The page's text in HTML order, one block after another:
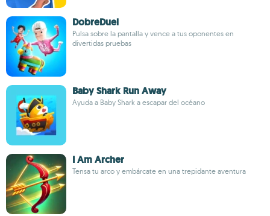
DobreDuel
Pulsa sobre la pantalla y vence a tus oponentes en
divertidas pruebas
Baby Shark Run Away
Ayuda a Baby Shark a escapar del océano
I Am Archer
Tensa tu arco y embárcate en una trepidante aventura